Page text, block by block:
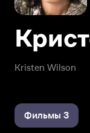
Kristen Wilson
Фильмы 3